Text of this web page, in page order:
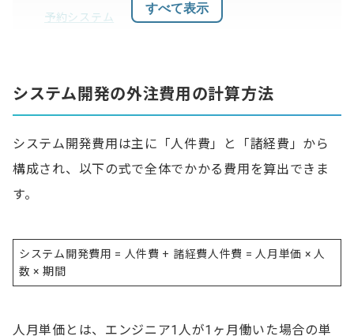
予約システム
開発手法
システム開発の費用を抑えるには
自社での開発を検討する
すべて表示
システム開発の外注費用の計算方法
システム開発費用は主に「人件費」と「諸経費」から
構成され、以下の式で全体でかかる費用を算出できま
す。
システム開発費用 = 人件費 + 諸経費人件費 = 人月単価 × 人
数 × 期間
人月単価とは、エンジニア1人が1ヶ月働いた場合の単